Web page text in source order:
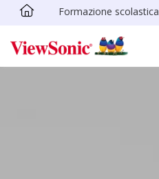
Skip to main content
Formazione scolastica